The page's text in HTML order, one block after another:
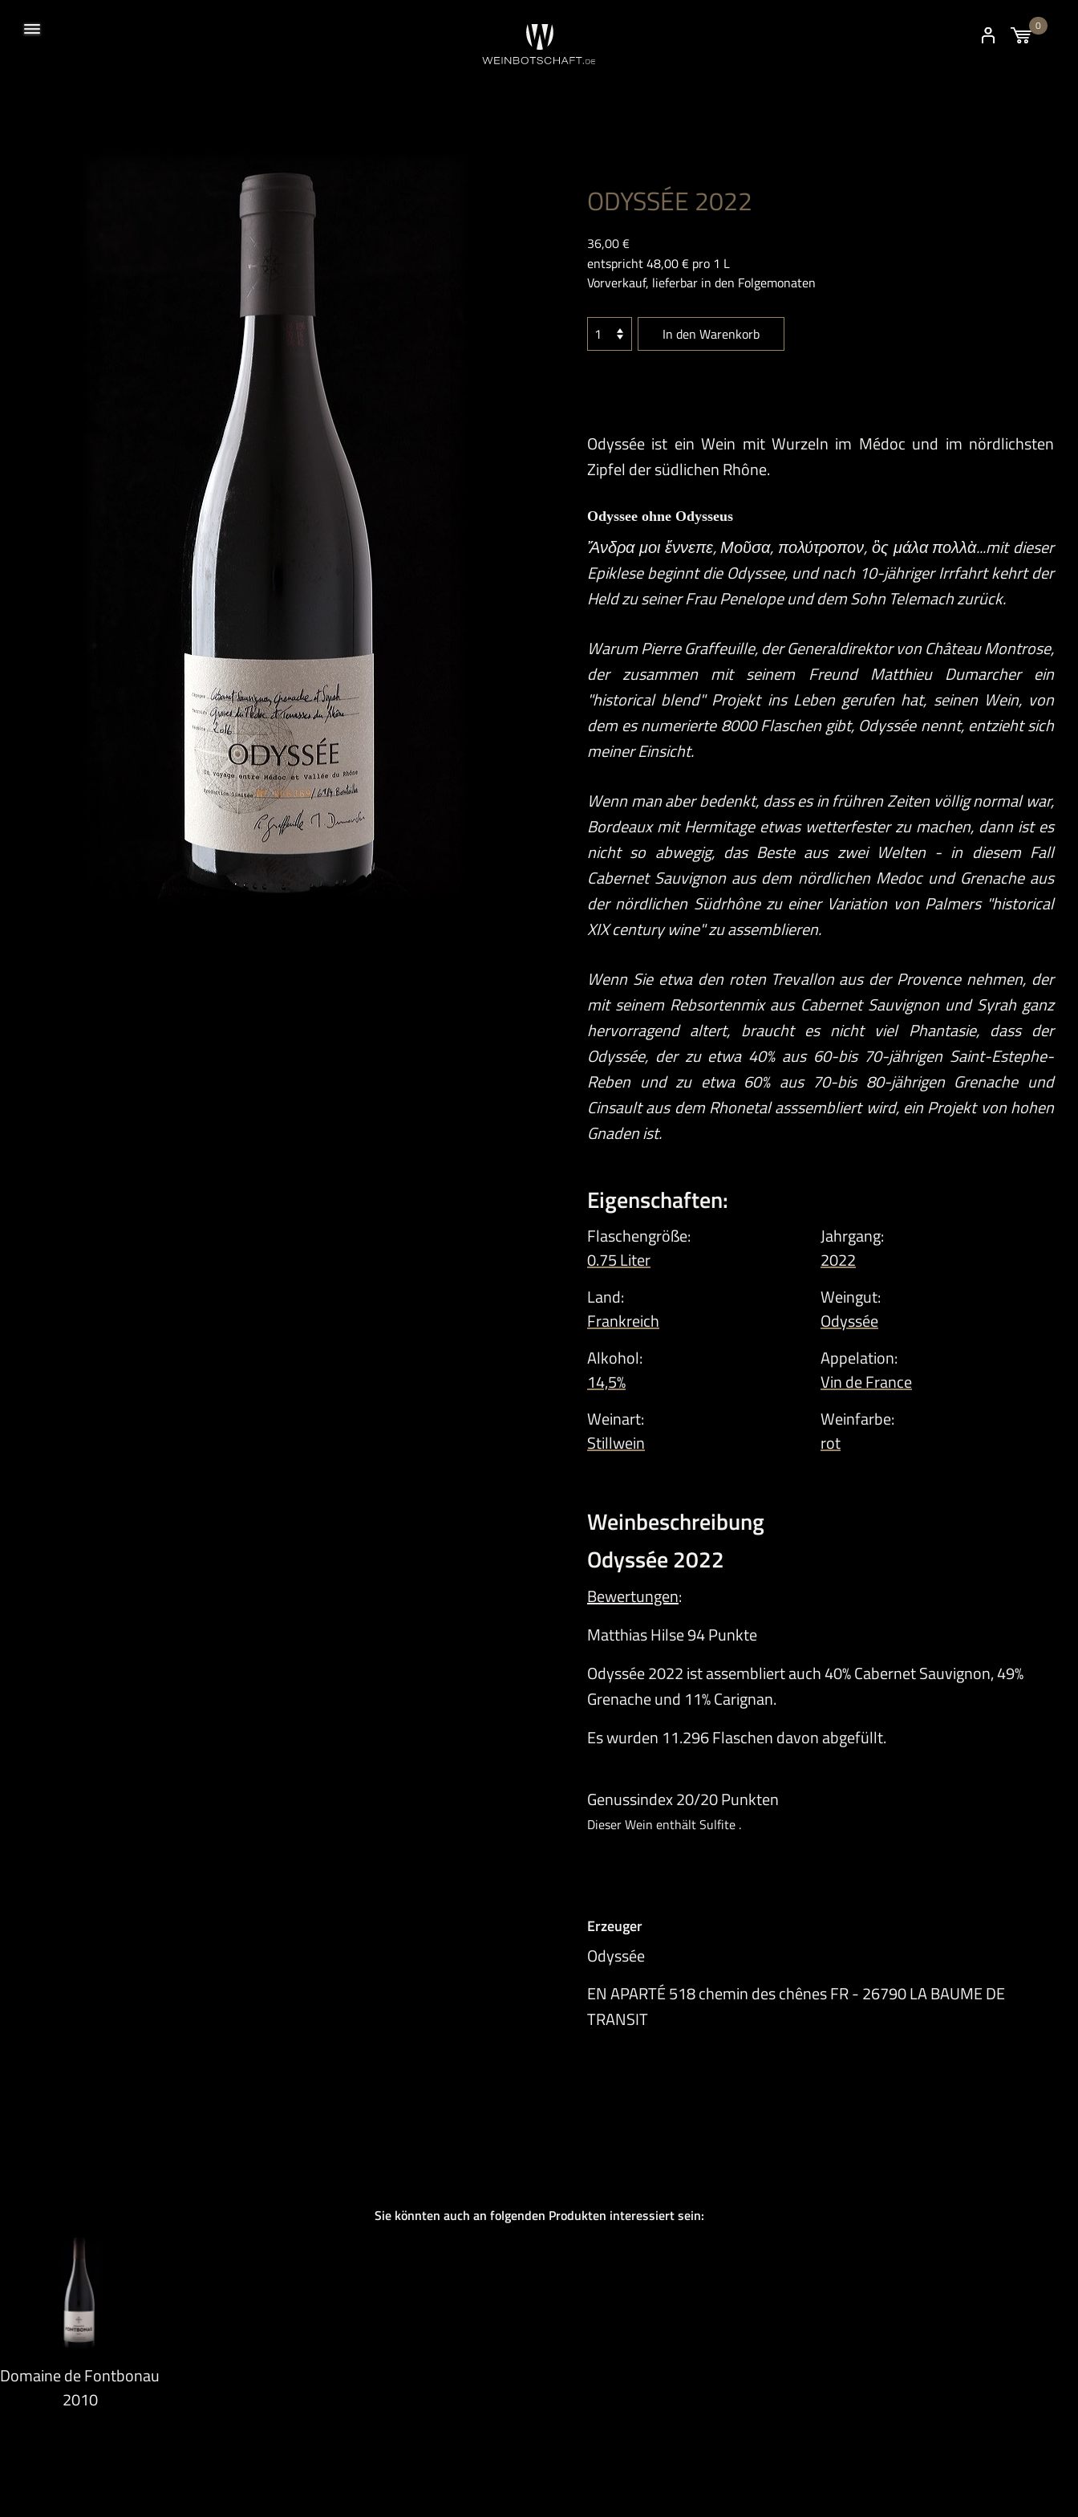
0
ODYSSÉE 2022
36,00 €
entspricht48,00 € pro 1 L
Vorverkauf, lieferbar in den Folgemonaten
In den Warenkorb
Odyssée ist ein Wein mit Wurzeln im Médoc und im nördlichsten
Zipfel der südlichen Rhône.
Odyssee ohne Odysseus
Ἄνδρα μοι ἔννεπε, Μοῦσα, πολύτροπον, ὃς μάλα πολλὰ...mit dieser
Epiklese beginnt die Odyssee, und nach 10-jähriger Irrfahrt kehrt der
Held zu seiner Frau Penelope und dem Sohn Telemach zurück.
Warum Pierre Graffeuille, der Generaldirektor von Château Montrose,
der zusammen mit seinem Freund Matthieu Dumarcher ein
"historical blend" Projekt ins Leben gerufen hat, seinen Wein, von
dem es numerierte 8000 Flaschen gibt, Odyssée nennt, entzieht sich
meiner Einsicht.
Wenn man aber bedenkt, dass es in frühren Zeiten völlig normal war,
Bordeaux mit Hermitage etwas wetterfester zu machen, dann ist es
nicht so abwegig, das Beste aus zwei Welten - in diesem Fall
Cabernet Sauvignon aus dem nördlichen Medoc und Grenache aus
der nördlichen Südrhône zu einer Variation von Palmers "historical
XIX century wine" zu assemblieren.
Wenn Sie etwa den roten Trevallon aus der Provence nehmen, der
mit seinem Rebsortenmix aus Cabernet Sauvignon und Syrah ganz
hervorragend altert, braucht es nicht viel Phantasie, dass der
Odyssée, der zu etwa 40% aus 60-bis 70-jährigen Saint-Estephe-
Reben und zu etwa 60% aus 70-bis 80-jährigen Grenache und
Cinsault aus dem Rhonetal asssembliert wird, ein Projekt von hohen
Gnaden ist.
Eigenschaften:
Flaschengröße:
0.75 Liter
Jahrgang:
2022
Land:
Frankreich
Weingut:
Odyssée
Alkohol:
14,5%
Appelation:
Vin de France
Weinart:
Stillwein
Weinfarbe:
rot
Weinbeschreibung
Odyssée 2022
Bewertungen:
Matthias Hilse 94 Punkte
Odyssée 2022 ist assembliert auch 40% Cabernet Sauvignon, 49%
Grenache und 11% Carignan.
Es wurden 11.296 Flaschen davon abgefüllt.
Genussindex 20/20 Punkten
Dieser Wein enthält Sulfite .
Erzeuger
Odyssée
EN APARTÉ 518 chemin des chênes FR - 26790 LA BAUME DE
TRANSIT
Sie könnten auch an folgenden Produkten interessiert sein:
Domaine de Fontbonau
2010